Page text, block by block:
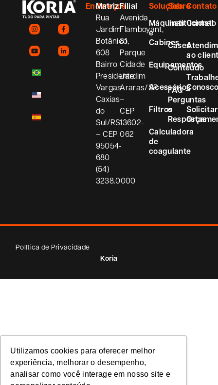
Utilizamos cookies para oferecer melhor
experiência, melhorar o desempenho,
analisar como você interage em nosso site e
Endereços
Matriz
Rua
Jardim
Botânico,
608
Bairro
Presidente
Vargas
Caxias
do
Sul/RS
– CEP
95054-
680
(54)
3238.0000
Filial
Avenida
Flamboyant,
81
Parque
Cidade
Jardim
Araras/SP
–
CEP
13602-
062
Soluções
Máquinas
e
Cabines
Equipamentos
Acessórios
Filtros
Calculadora
de
coagulante
Sobre
Institucional
Cases
Conteúdo
FAQ –
Perguntas
e
Respostas
Contato
Contato
ao
Solicitar
Política de Privacidade
Koria